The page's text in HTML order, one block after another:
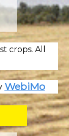
crops. All
WebiMo